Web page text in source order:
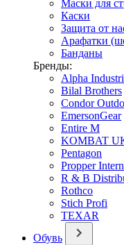
Маски для
Каски
Защита от
Арафатки
Банданы
Бренды:
Alpha
Bilal Brothers
Condor
EmersonGear
Entire M
KOMBAT
Pentagon
Propper
R & B
Rothco
Stich Profi
TEXAR
Обувь